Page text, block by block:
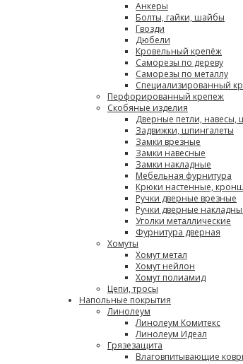
Анкеры
Болты, гайки, шайбы
Гвозди
Дюбели
Кровельный крепёж
Саморезы по дереву
Саморезы по металлу
Специализированный
Перфорированный крепеж
Скобяные изделия
Дверные петли,
Задвижки, шпингалеты
Замки врезные
Замки навесные
Замки накладные
Мебельная фурнитура
Крюки настенные,
Ручки дверные врезные
Ручки дверные
Уголки металлические
Фурнитура дверная
Хомуты
Хомут метал
Хомут нейлон
Хомут полиамид
Цепи, тросы
Напольные покрытия
Линолеум
Линолеум Комитекс
Линолеум Идеал
Грязезащита
Влаговпитывающие